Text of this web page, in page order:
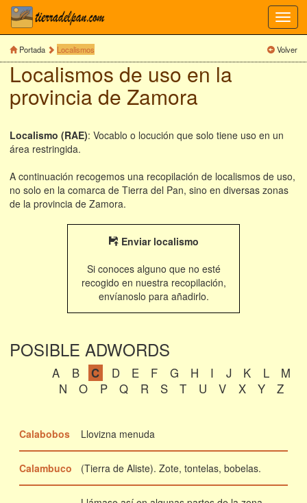
Portada Localismos Volver
Localismos de uso en la
provincia de Zamora
Localismo (RAE): Vocablo o locución que solo tiene uso en un
área restringida.
A continuación recogemos una recopilación de localismos de uso,
no solo en la comarca de Tierra del Pan, sino en diversas zonas
de la provincia de Zamora.
Enviar localismo
Si conoces alguno que no esté
recogido en nuestra recopilación,
envíanoslo para añadirlo.
POSIBLE ADWORDS
A B C D E F G H I J K L
M
N
O P Q R S T U V X Y Z
Calabobos Llovizna menuda
Calambuco (Tierra de Aliste). Zote, tontelas, bobelas.